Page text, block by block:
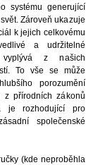
systému generující
Zároveň ukazuje
k jejich celkovému
a udržitelné
vyplývá z našich
To vše se může
porozumění
z přírodních zákonů
je rozhodující pro
společenské
(kde neproběhla